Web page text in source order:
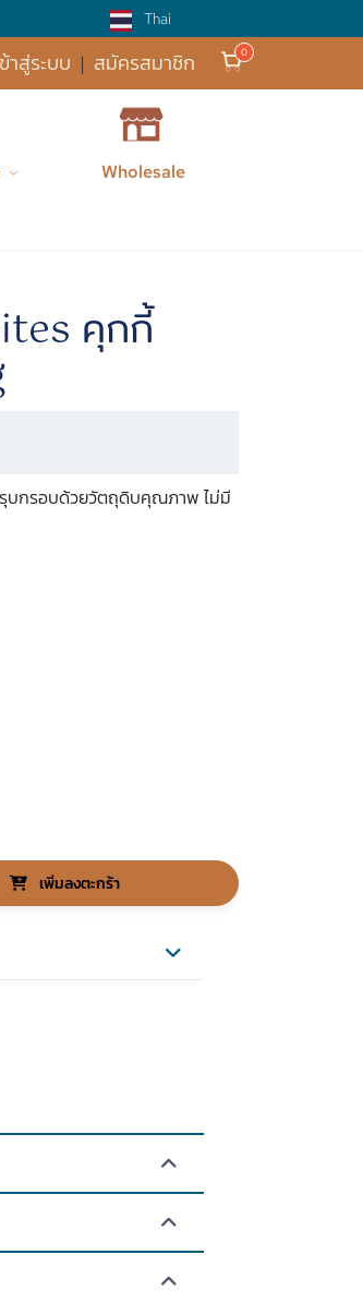
Thai
าสู่ระบบ | สมัครสมาชิก
Wholesale
คุกกี้
บกรอบด้วยวัตถุดิบคุณภาพ ไม่มี
เพิ่มลงตะกร้า